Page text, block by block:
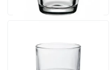
Stück
Stapelbar
Inhalt 16 cl. | Ab 36 Stück